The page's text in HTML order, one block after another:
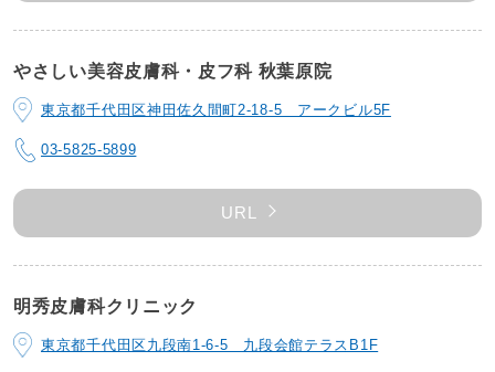
やさしい美容皮膚科・皮フ科 秋葉原院
東京都千代田区神田佐久間町2-18-5 アークビル5F
03-5825-5899
URL
明秀皮膚科クリニック
東京都千代田区九段南1-6-5 九段会館テラスB1F